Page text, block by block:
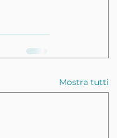
Mostra tutti